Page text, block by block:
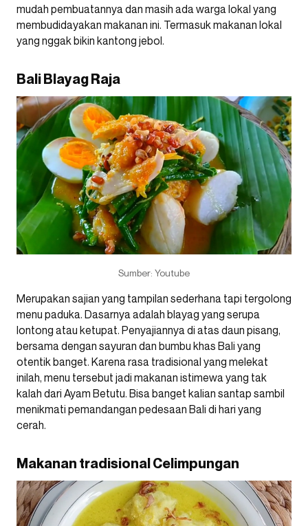
mudah pembuatannya dan masih ada warga lokal yang
membudidayakan makanan ini. Termasuk makanan lokal
yang nggak bikin kantong jebol.
Bali Blayag Raja
Sumber: Youtube
Merupakan sajian yang tampilan sederhana tapi tergolong
menu paduka. Dasarnya adalah blayag yang serupa
lontong atau ketupat. Penyajiannya di atas daun pisang,
bersama dengan sayuran dan bumbu khas Bali yang
otentik banget. Karena rasa tradisional yang melekat
inilah, menu tersebut jadi makanan istimewa yang tak
kalah dari Ayam Betutu. Bisa banget kalian santap sambil
menikmati pemandangan pedesaan Bali di hari yang
cerah.
Makanan tradisional Celimpungan